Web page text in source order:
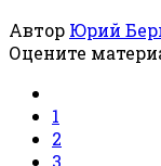
Автор Юрий
Оцените
1
2
3